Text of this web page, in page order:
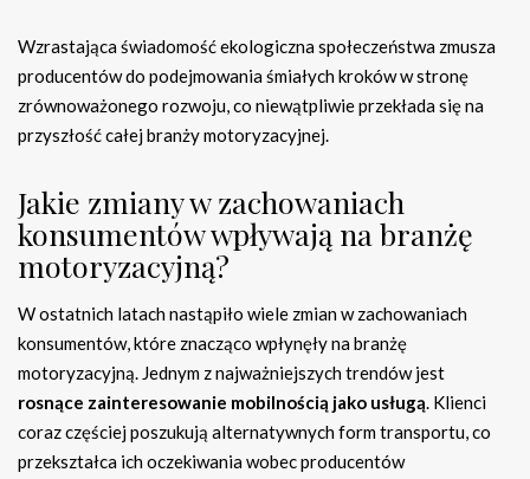
Wzrastająca świadomość ekologiczna społeczeństwa zmusza
producentów do podejmowania śmiałych kroków w stronę
zrównoważonego rozwoju, co niewątpliwie przekłada się na
przyszłość całej branży motoryzacyjnej.
Jakie zmiany w zachowaniach
konsumentów wpływają na branżę
motoryzacyjną?
W ostatnich latach nastąpiło wiele zmian w zachowaniach
konsumentów, które znacząco wpłynęły na branżę
motoryzacyjną. Jednym z najważniejszych trendów jest
rosnące zainteresowanie mobilnością jako usługą. Klienci
coraz częściej poszukują alternatywnych form transportu, co
przekształca ich oczekiwania wobec producentów